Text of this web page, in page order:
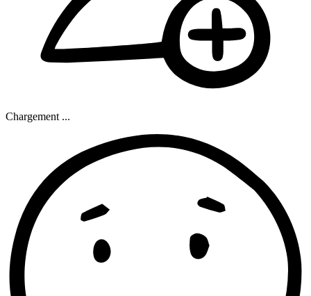
Chargement ...